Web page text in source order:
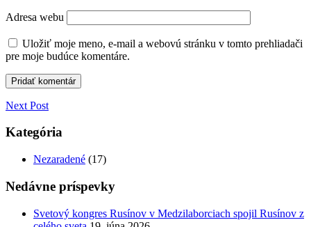
Adresa webu
Uložiť moje meno, e-mail a webovú stránku v tomto prehliadači
pre moje budúce komentáre.
Next Post
Kategória
Nezaradené (17)
Nedávne príspevky
Svetový kongres Rusínov v Medzilaborciach spojil Rusínov z